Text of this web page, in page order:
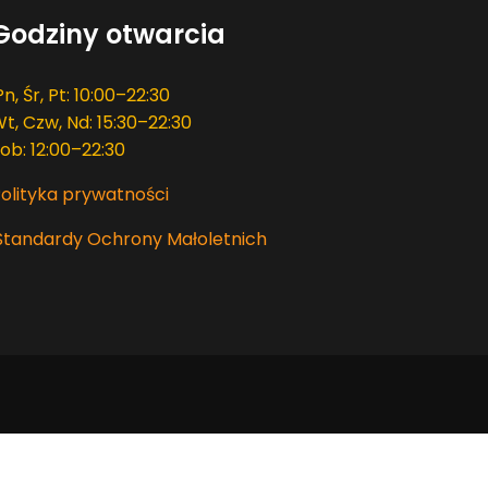
otwarcia
Śr, Pt: 10:00–22:30
Czw, Nd: 15:30–22:30
12:00–22:30
prywatności
Ochrony Małoletnich